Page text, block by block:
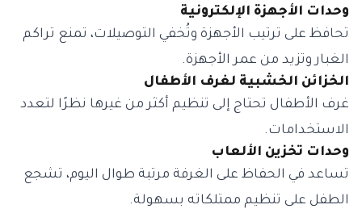
وحدات الأجهزة الإلكترونية
تحافظ على ترتيب الأجهزة وتُخفي التوصيلات، تمنع تراكم
الغبار وتزيد من عمر الأجهزة.
الخزائن الخشبية لغرف الأطفال
غرف الأطفال تحتاج إلى تنظيم أكثر من غيرها نظرًا لتعدد
الاستخدامات.
وحدات تخزين الألعاب
تساعد في الحفاظ على الغرفة مرتبة طوال اليوم، تشجع
الطفل على تنظيم ممتلكاته بسهولة.